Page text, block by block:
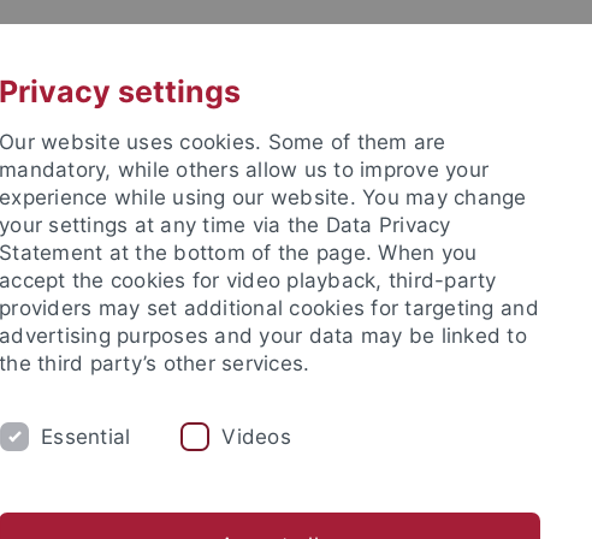
LITERATUR
Fernleihe und
Privacy settings
Our website uses cookies. Some of them are
mandatory, while others allow us to improve your
experience while using our website. You may change
your settings at any time via the Data Privacy
Statement at the bottom of the page. When you
accept the cookies for video playback, third-party
providers may set additional cookies for targeting and
advertising purposes and your data may be linked to
the third party’s other services.
Essential Videos